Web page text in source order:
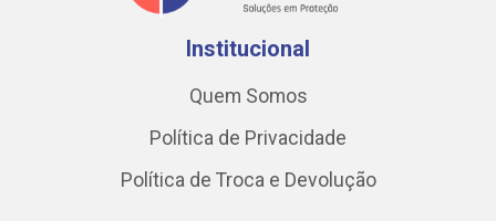
Institucional
Quem Somos
Política de Privacidade
Política de Troca e Devolução